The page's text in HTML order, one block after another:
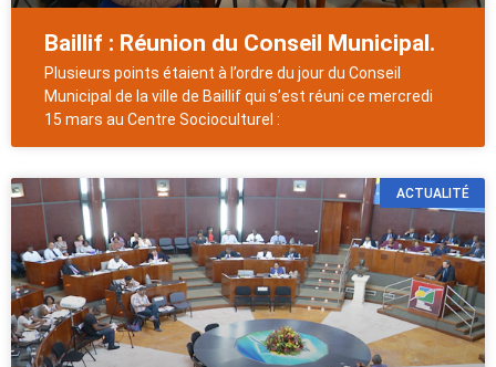
Baillif : Réunion du Conseil Municipal.
Plusieurs points étaient à l’ordre du jour du Conseil
Municipal de la ville de Baillif qui s’est réuni ce mercredi
15 mars au Centre Socioculturel :
ACTUALITÉ